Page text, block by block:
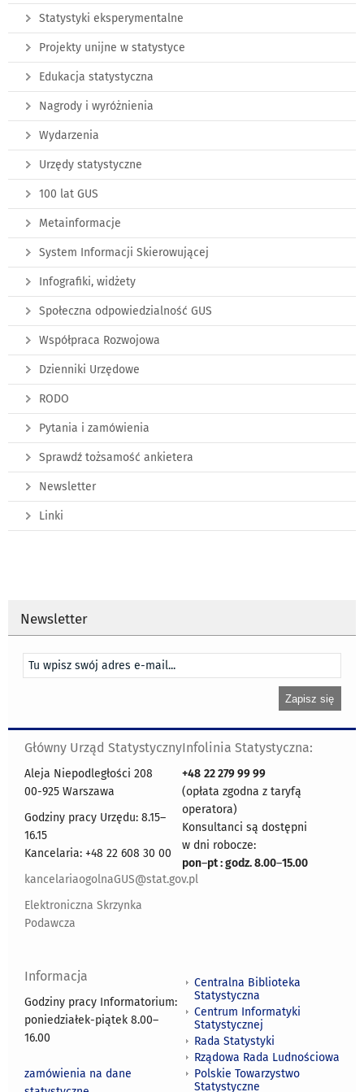
Statystyki eksperymentalne
Projekty unijne w statystyce
Edukacja statystyczna
Nagrody i wyróżnienia
Wydarzenia
Urzędy statystyczne
100 lat GUS
Metainformacje
System Informacji Skierowującej
Infografiki, widżety
Społeczna odpowiedzialność GUS
Współpraca Rozwojowa
Dzienniki Urzędowe
RODO
Pytania i zamówienia
Sprawdź tożsamość ankietera
Newsletter
Linki
Newsletter
Główny Urząd Statystyczny
Aleja Niepodległości 208
00-925 Warszawa
Godziny pracy Urzędu: 8.15–
16.15
Kancelaria: +48 22 608 30 00
kancelariaogolnaGUS@stat.gov.pl
Elektroniczna Skrzynka
Podawcza
Infolinia Statystyczna:
+48 22 279 99 99
(opłata zgodna z taryfą
operatora)
Konsultanci są dostępni
w dni robocze:
pon–pt : godz. 8.00–15.00
Informacja
Godziny pracy Informatorium:
poniedziałek-piątek 8.00–
16.00
zamówienia na dane
Centralna Biblioteka
Statystyczna
Centrum Informatyki
Statystycznej
Rada Statystyki
Rządowa Rada Ludnościowa
Polskie Towarzystwo
Statystyczne